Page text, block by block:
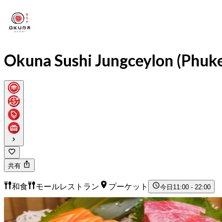
Okuna Sushi Jungceylon
共有
和食 モールレストラン プーケット 今日 11:00 - 22:00